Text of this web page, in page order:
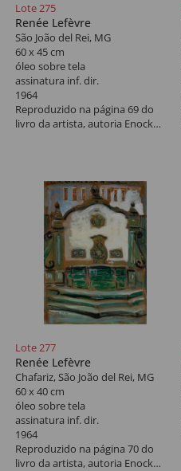
Lote 275
Renée Lefèvre
São João del Rei, MG
60 x 45 cm
óleo sobre tela
assinatura inf. dir.
1964
Reproduzido na página 69 do
livro da artista, autoria Enock
Lote 277
Renée Lefèvre
Chafariz, São João del Rei, MG
60 x 40 cm
óleo sobre tela
assinatura inf. dir.
1964
Reproduzido na página 70 do
livro da artista, autoria Enock